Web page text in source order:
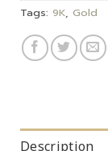
Tags: 9K, Gold
Description